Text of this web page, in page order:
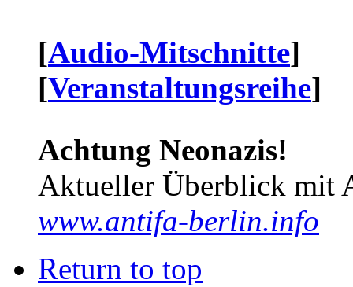
[Audio-Mitschnitte]
[Veranstaltungsreihe]
Achtung Neonazis!
Aktueller Überblick mit
www.antifa-berlin.info
Return to top